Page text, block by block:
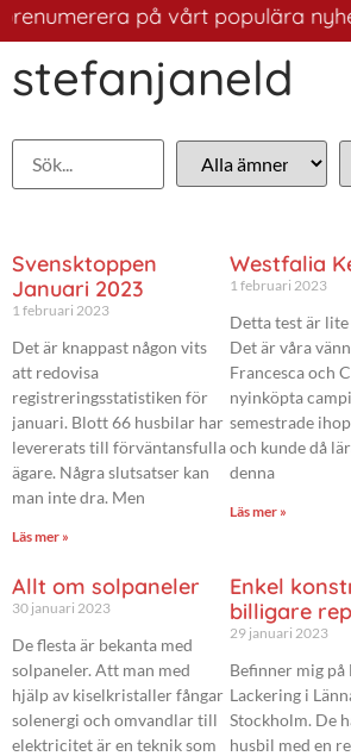
på vårt populära nyhetsbrev.
stefanjaneld
Svensktoppen
Januari 2023
1 februari 2023
Det är knappast någon vits
att redovisa
registreringsstatistiken för
januari. Blott 66 husbilar har
levererats till förväntansfulla
ägare. Några slutsatser kan
man inte dra. Men
Läs mer »
Westfalia
1 februari 2023
Detta test är
Det är våra
Francesca och
nyinköpta
semestrade
och kunde då
denna
Läs mer »
Allt om solpaneler
30 januari 2023
De flesta är bekanta med
solpaneler. Att man med
hjälp av kiselkristaller fångar
solenergi och omvandlar till
elektricitet är en teknik som
Enkel
billigare
29 januari 2023
Befinner mig på
Lackering i
Stockholm. De
husbil med en